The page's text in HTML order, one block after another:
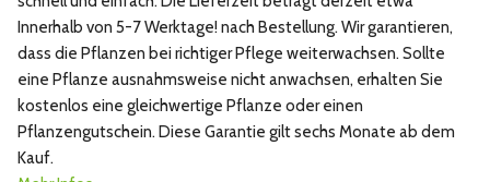
Innerhalb von 5-7 Werktage! nach Bestellung. Wir garantieren,
dass die Pflanzen bei richtiger Pflege weiterwachsen. Sollte
eine Pflanze ausnahmsweise nicht anwachsen, erhalten Sie
kostenlos eine gleichwertige Pflanze oder einen
Pflanzengutschein. Diese Garantie gilt sechs Monate ab dem
Kauf.